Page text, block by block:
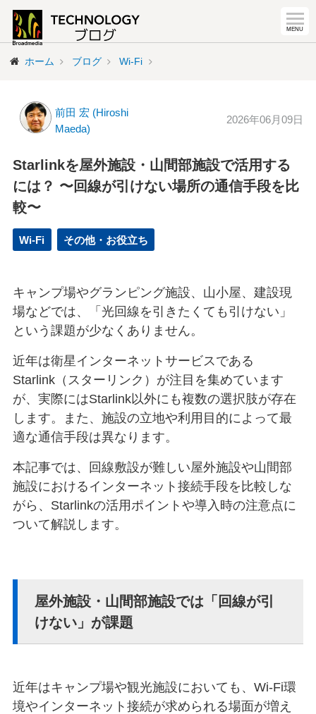
ホーム ブログ Wi-Fi
前田 宏 (Hiroshi
Maeda)
2026年06月09日
Starlinkを屋外施設・山間部施設で活用する
には？ 〜回線が引けない場所の通信手段を比
較〜
Wi-Fi その他・お役立ち
キャンプ場やグランピング施設、山小屋、建設現
場などでは、「光回線を引きたくても引けない」
という課題が少なくありません。
近年は衛星インターネットサービスである
Starlink（スターリンク）が注目を集めています
が、実際にはStarlink以外にも複数の選択肢が存在
します。また、施設の立地や利用目的によって最
適な通信手段は異なります。
本記事では、回線敷設が難しい屋外施設や山間部
施設におけるインターネット接続手段を比較しな
がら、Starlinkの活用ポイントや導入時の注意点に
ついて解説します。
屋外施設・山間部施設では「回線が引
けない」が課題
近年はキャンプ場や観光施設においても、Wi-Fi環
境やインターネット接続が求められる場面が増え